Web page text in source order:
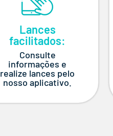
Lances
facilitados:
Consulte
informações e
realize lances pelo
nosso aplicativo.